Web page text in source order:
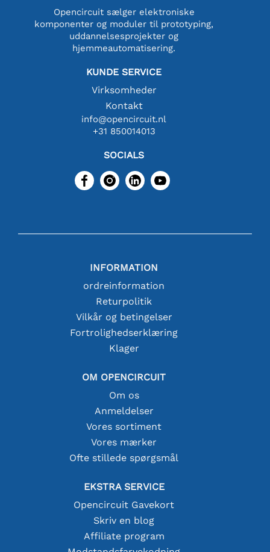
Opencircuit sælger elektroniske
komponenter og moduler til prototyping,
uddannelsesprojekter og
hjemmeautomatisering.
KUNDE SERVICE
Virksomheder
Kontakt
info@opencircuit.nl
+31 850014013
SOCIALS
INFORMATION
ordreinformation
Returpolitik
Vilkår og betingelser
Fortrolighedserklæring
Klager
OM OPENCIRCUIT
Om os
Anmeldelser
Vores sortiment
Vores mærker
Ofte stillede spørgsmål
EKSTRA SERVICE
Opencircuit Gavekort
Skriv en blog
Affiliate program